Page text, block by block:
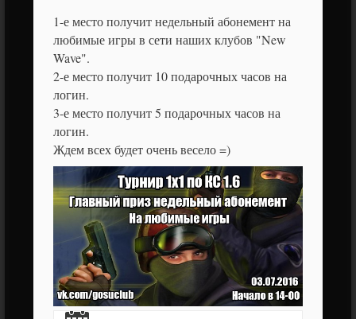
1-е место получит недельный абонемент на
любимые игры в сети наших клубов "New
Wave".
2-е место получит 10 подарочных часов на
логин.
3-е место получит 5 подарочных часов на
логин.
Ждем всех будет очень весело =)